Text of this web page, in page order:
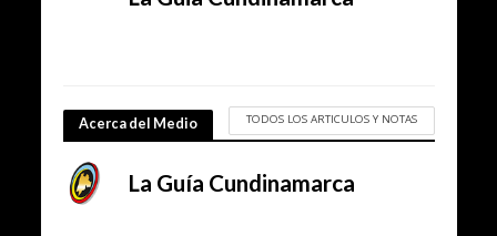
Acerca del Medio TODOS LOS ARTICULOS Y NOTAS
La Guía Cundinamarca